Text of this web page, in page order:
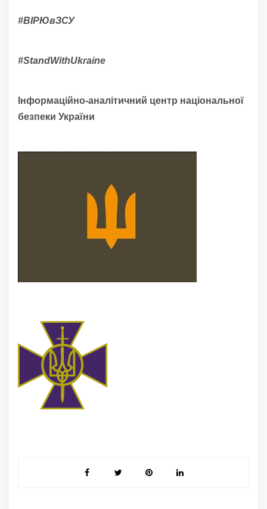
#ВІРЮвЗСУ
#StandWithUkraine
Інформаційно-аналітичний центр національної
безпеки України